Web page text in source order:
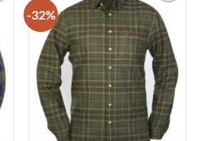
-32%